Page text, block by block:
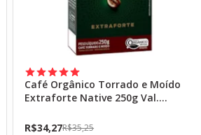
Café Orgânico Torrado e Moído
Extraforte Native 250g Val.
R$35,25
R$34,27